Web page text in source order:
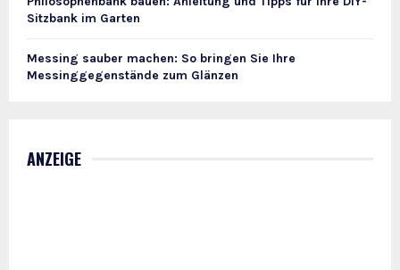
Sitzbank im Garten
Messing sauber machen: So bringen Sie Ihre
Messinggegenstände zum Glänzen
ANZEIGE